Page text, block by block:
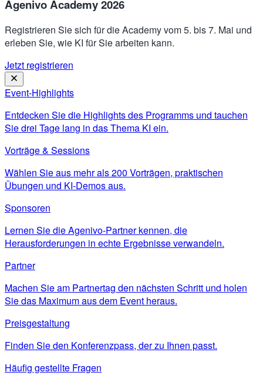
Agenivo Academy 2026
Registrieren Sie sich für die Academy vom 5. bis 7. Mai und
erleben Sie, wie KI für Sie arbeiten kann.
Jetzt registrieren
Event-Highlights
Entdecken Sie die Highlights des Programms und tauchen
Sie drei Tage lang in das Thema KI ein.
Vorträge & Sessions
Wählen Sie aus mehr als 200 Vorträgen, praktischen
Übungen und KI-Demos aus.
Sponsoren
Lernen Sie die Agenivo-Partner kennen, die
Herausforderungen in echte Ergebnisse verwandeln.
Partner
Machen Sie am Partnertag den nächsten Schritt und holen
Sie das Maximum aus dem Event heraus.
Preisgestaltung
Finden Sie den Konferenzpass, der zu Ihnen passt.
Häufig gestellte Fragen